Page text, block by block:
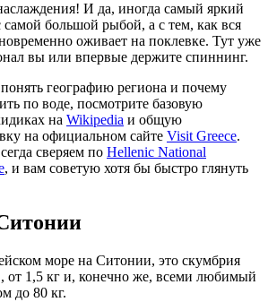
И да, иногда самый яркий
самой большой рыбой, а с тем, как вся
оживает на поклевке. Тут уже
вы или впервые держите спиннинг.
понять географию региона и почему
по воде, посмотрите базовую
на Wikipedia и общую
на официальном сайте Visit Greece.
сверяем по Hellenic National
, и вам советую хотя бы быстро глянуть
море на Ситонии, это скумбрия
от 1,5 кг и, конечно же, всеми любимый
до 80 кг.